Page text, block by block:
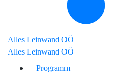
Alles Leinwand OÖ
Alles Leinwand OÖ
Programm